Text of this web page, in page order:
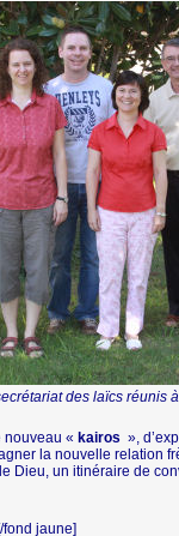
des laïcs réunis
nouveau « kairos »,
la nouvelle relation
Dieu, un itinéraire de
fond jaune]